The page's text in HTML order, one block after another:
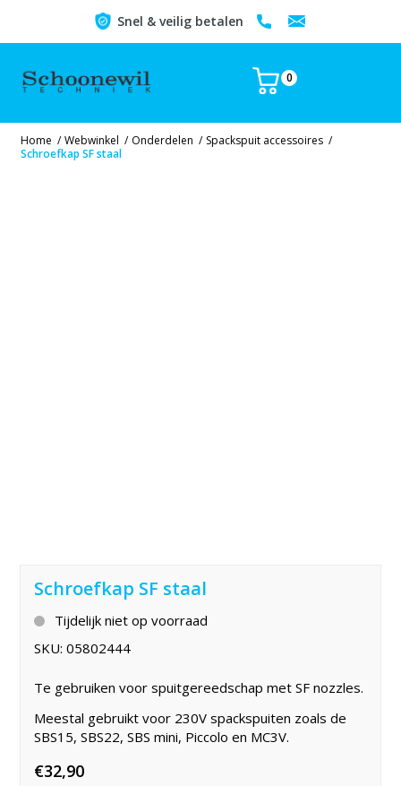
Snel & veilig betalen
0
Home / Webwinkel / Onderdelen / Spackspuit accessoires /
Schroefkap SF staal
Schroefkap SF staal
Tijdelijk niet op voorraad
SKU:05802444
Te gebruiken voor spuitgereedschap met SF nozzles.
Meestal gebruikt voor 230V spackspuiten zoals de
SBS15, SBS22, SBS mini, Piccolo en MC3V.
€32,90